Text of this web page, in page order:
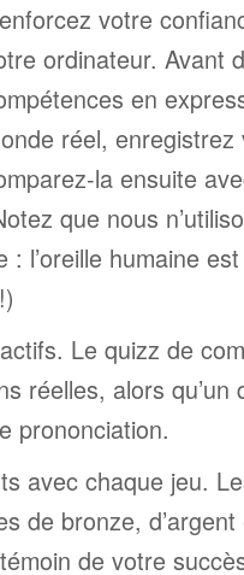
votre
ordinateur. Avant
en
réel,
la ensuite
que nous
: l’oreille humaine
Le quizz de
réelles, alors
prononciation.
avec chaque jeu.
de bronze, d’argent
de votre